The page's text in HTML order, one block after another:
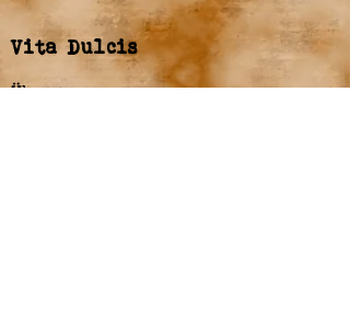
Vita Dulcis
Über uns